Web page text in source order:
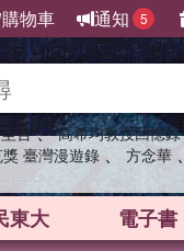
購物車 通知 5
吾 、 高希均教授回憶錄
臺灣漫遊錄 、 方念華 、
東大 電子書